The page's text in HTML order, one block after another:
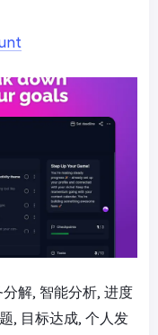
解, 智能分析, 进度
, 目标达成, 个人发